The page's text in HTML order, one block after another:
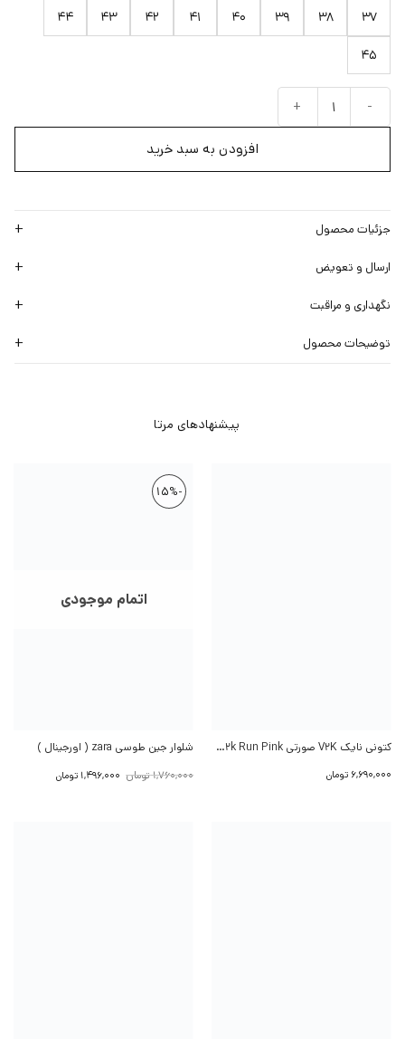
37
38
39
40
41
42
43
44
45
افزودن به سبد خرید
جزئیات محصول
ارسال و تعویض
نگهداری و مراقبت
توضیحات محصول
کتونی نایک V2K صورتی Nike V2k Run Pink
6,690,000تومان
اتمام موجودی
شلوار جین طوسی zara ( اورجینال )
1,760,000تومان قیمت
1,496,000 تومانقیمت